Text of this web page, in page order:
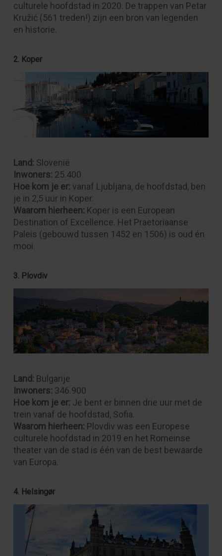
culturele hoofdstad in 2020. De trappen van Petar
Kružić (561 treden!) zijn een bron van legenden
en historie.
2. Koper
Land: Slovenië
Inwoners: 25.400
Hoe kom je er: vanaf Ljubljana, de hoofdstad, ben
je in 2,5 uur in Koper.
Waarom hierheen: Koper is een European
Destination of Excellence. Het Praetoriaanse
Paleis (gebouwd tussen 1452 en 1506) is oud én
mooi.
3. Plovdiv
Land: Bulgarije
Inwoners: 346.900
Hoe kom je er: Je bent er binnen drie uur met de
trein vanaf de hoofdstad, Sofia.
Waarom hierheen: Plovdiv was een Europese
culturele hoofdstad in 2019 en het Romeinse
theater van de stad is één van de best bewaarde
van Europa.
4. Helsingør